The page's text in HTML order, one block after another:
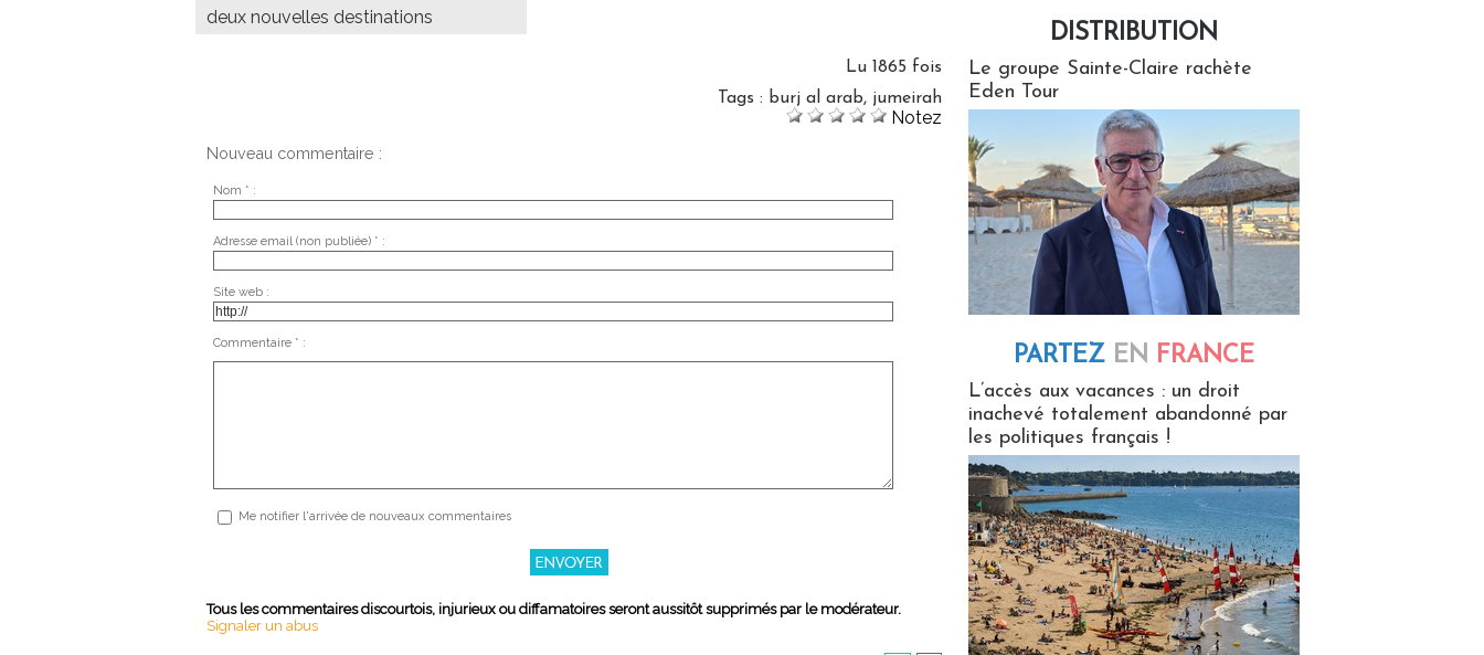
deux nouvelles destinations
Lu 1865 fois
Tags : burj al arab, jumeirah
Notez
Nouveau commentaire :
Nom * :
Adresse email (non publiée) * :
Site web :
Commentaire * :
Me notifier l'arrivée de nouveaux commentaires
Tous les commentaires discourtois, injurieux ou diffamatoires seront aussitôt supprimés par le modérateur.
Signaler un abus
DISTRIBUTION
Le groupe Sainte-Claire rachète
Eden Tour
PARTEZ EN FRANCE
L’accès aux vacances : un droit
inachevé totalement abandonné par
les politiques français !